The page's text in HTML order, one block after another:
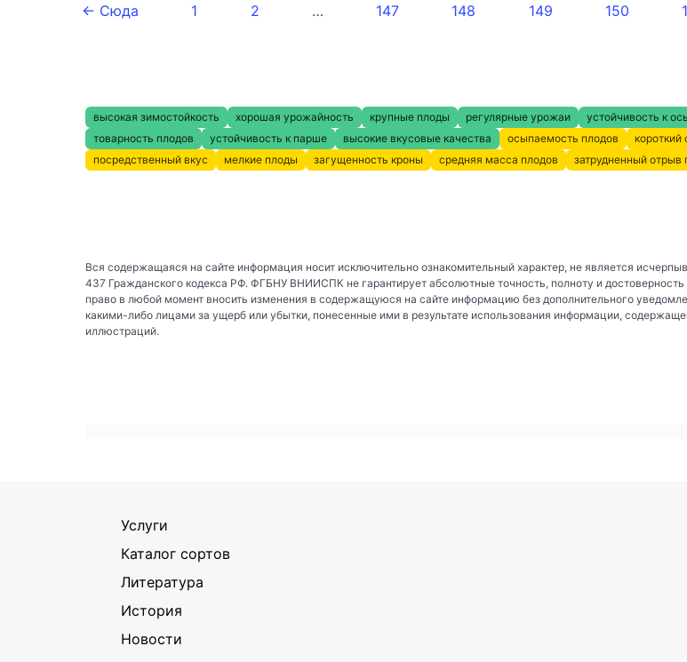
← Сюда 1 2 … 147 148 149 150
высокая зимостойкость хорошая урожайность крупные плоды регулярные урожаи устойчивость к
товарность плодов
устойчивость к парше высокие вкусовые качества осыпаемость плодов короткий
посредственный вкус
мелкие плоды загущенность кроны средняя масса плодов затрудненный отрыв
Вся содержащаяся на сайте информация носит исключительно ознакомительный характер, не является
437 Гражданского кодекса РФ. ФГБНУ ВНИИСПК не гарантирует абсолютные точность, полноту и
право в любой момент вносить изменения в содержащуюся на сайте информацию без дополнительного
какими-либо лицами за ущерб или убытки, понесенные ими в результате использования информации,
иллюстраций.
Услуги
Каталог сортов
Литература
История
Новости